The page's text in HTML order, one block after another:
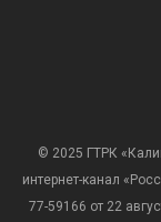
© 2025 ГТРК
интернет-канал
77-59166 от 22